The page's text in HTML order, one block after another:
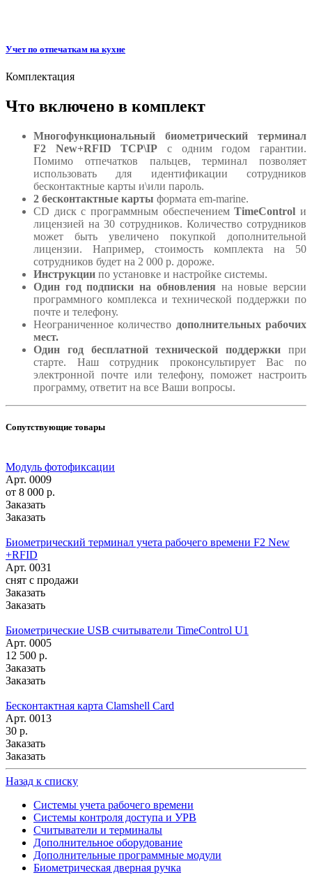
Учет по отпечаткам на кухне
Комплектация
Что включено в комплект
Многофункциональный биометрический терминал
F2 New+RFID TCP\IP c одним годом гарантии.
Помимо отпечатков пальцев, терминал позволяет
использовать для идентификации сотрудников
бесконтактные карты и\или пароль.
2 бесконтактные карты формата em-marine.
СD диск с программным обеспечениемTimeControl и
лицензией на 30 сотрудников. Количество сотрудников
может быть увеличено покупкой дополнительной
лицензии. Например, стоимость комплекта на 50
сотрудников будет на 2 000 р. дороже.
Инструкции по установке и настройке системы.
Один год подписки на обновления на новые версии
программного комплекса и технической поддержки по
почте и телефону.
Неограниченное количество дополнительных рабочих
мест.
Один год бесплатной технической поддержки при
старте. Наш сотрудник проконсультирует Вас по
электронной почте или телефону, поможет настроить
программу, ответит на все Ваши вопросы.
Сопутствующие товары
Модуль фотофиксации
Арт. 0009
от 8 000 р.
Заказать
Заказать
Биометрический терминал учета рабочего времени F2 New
+RFID
Арт. 0031
снят с продажи
Заказать
Заказать
Биометрические USB считыватели TimeControl U1
Арт. 0005
12 500 р.
Заказать
Заказать
Бесконтактная карта Clamshell Card
Арт. 0013
30 р.
Заказать
Заказать
Назад к списку
Cистемы учета рабочего времени
Системы контроля доступа и УРВ
Считыватели и терминалы
Дополнительное оборудование
Дополнительные программные модули
Биометрическая дверная ручка